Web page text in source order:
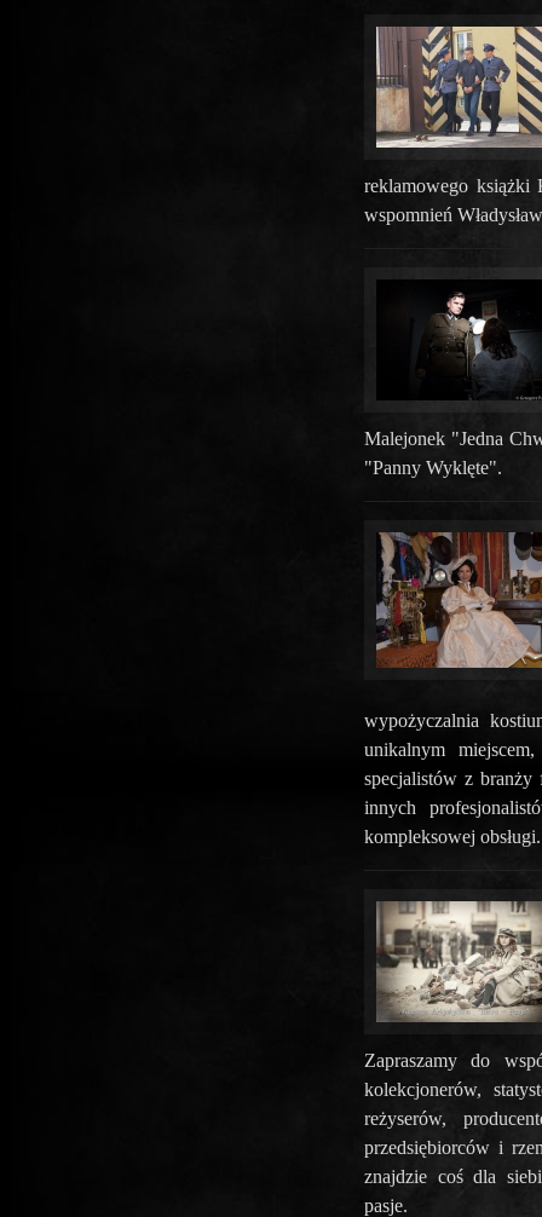
reklamowego
wspomnień
Malejonek "Jedna
"Panny Wyklęte".
wypożyczalnia
unikalnym
specjalistów z
innych
kompleksowej obsługi.
Zapraszamy do
kolekcjonerów,
reżyserów,
przedsiębiorców i
znajdzie coś dla
pasje.